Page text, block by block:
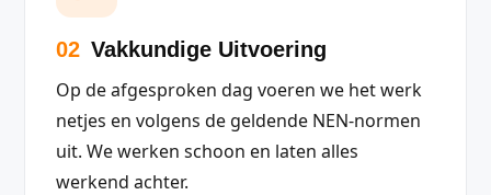
02 Vakkundige Uitvoering
Op de afgesproken dag voeren we het werk
netjes en volgens de geldende NEN-normen
uit. We werken schoon en laten alles
werkend achter.